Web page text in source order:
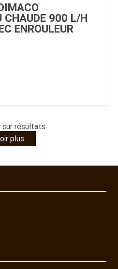
CHAUDE 900 L/H
ENROULEUR
sur résultats
plus